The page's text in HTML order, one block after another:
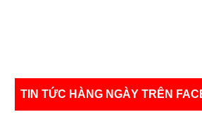
TIN TỨC HÀNG NGÀY TRÊN